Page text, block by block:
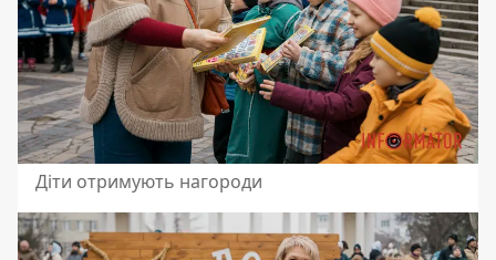
Діти отримують нагороди